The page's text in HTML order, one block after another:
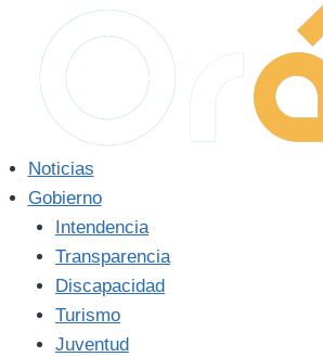
contenido
Noticias
Gobierno
Intendencia
Transparencia
Discapacidad
Turismo
Juventud